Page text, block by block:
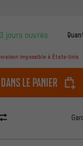
jours ouvrés
impossible à États-Unis
dans le panier